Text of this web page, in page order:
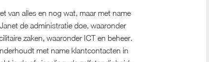
van alles en nog wat, maar met name
de administratie doe, waaronder
zaken, waaronder ICT en beheer.
met name klantcontacten in